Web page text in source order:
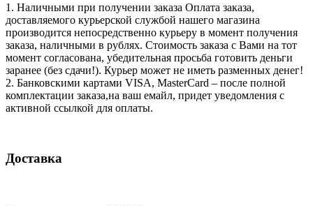
1. Наличными при получении заказа Оплата заказа,
доставляемого курьерской службой нашего магазина
производится непосредственно курьеру в момент получения
заказа, наличными в рублях. Стоимость заказа с Вами на тот
момент согласована, убедительная просьба готовить деньги
заранее (без сдачи!). Курьер может не иметь разменных денег!
2. Банковскими картами VISA, MasterCard – после полной
комплектации заказа,на ваш емайл, придет уведомления с
активной ссылкой для оплаты.
Доставка